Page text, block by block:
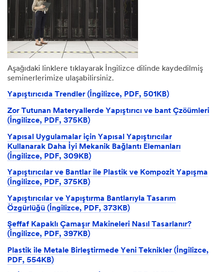
Aşağıdaki linklere tıklayarak İngilizce dilinde kaydedilmiş
seminerlerimize ulaşabilirsiniz.
Yapıştırıcıda Trendler (İngilizce, PDF, 501KB)
Zor Tutunan Materyallerde Yapıştırıcı ve bant Çzöümleri
(İngilizce, PDF, 375KB)
Yapısal Uygulamalar için Yapısal Yapıştırıcılar
Kullanarak Daha İyi Mekanik Bağlantı Elemanları
(İngilizce, PDF, 309KB)
Yapıştırıcılar ve Bantlar ile Plastik ve Kompozit Yapışma
(İngilizce, PDF, 375KB)
Yapıştırıcılar ve Yapıştırma Bantlarıyla Tasarım
Özgürlüğü (İngilizce, PDF, 373KB)
Şeffaf Kapaklı Çamaşır Makineleri Nasıl Tasarlanır?
(İngilizce, PDF, 397KB)
Plastik ile Metale Birleştirmede Yeni Teknikler (İngilizce,
PDF, 554KB)